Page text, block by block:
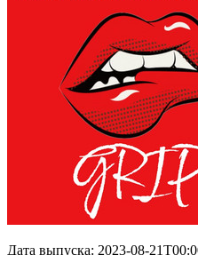
Дата выпуска: 2023-08-